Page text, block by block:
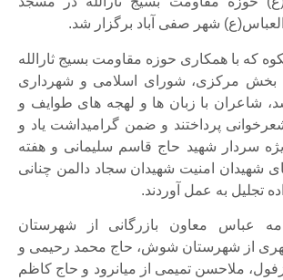
شهر صفی آباد برگزار شد.
که با همکاری حوزه مقاومت بسیج ثارالله
بخش مرکزی، شورای اسلامی و شهرداری
شاعران با زبان ها و لهجه های طوایف و
پرداختند و ضمن گرامیداشت یاد و
سردار شهید حاج قاسم سلیمانی و هفته
شهیدان امنیت شهیدان سجاد دالمن چنانی
تجلیل به عمل آوردند.
عباس معاون بازرگانی از شهرستان
از شهرستان شوش، حاج محمد رحیمی و
ملاحسن تمیمی از میانرود و حاج کاظم